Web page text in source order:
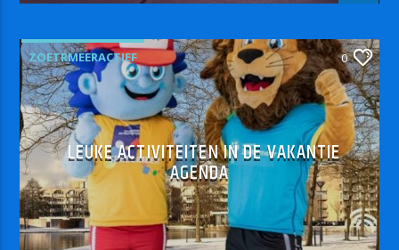
ZOETRMEERACTIEF 0
LEUKE ACTIVITEITEN IN DE VAKANTIE
AGENDA